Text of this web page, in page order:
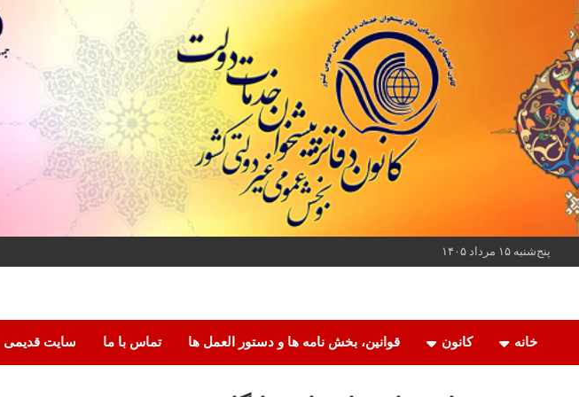
به
محتوا
بروید
پنج‌شنبه ۱۵ مرداد ۱۴۰۵
کانون دفاتر پیشخوان
خانه کانون قوانین، بخش نامه ها و دستور العمل ها تماس با ما سایت قدیمی